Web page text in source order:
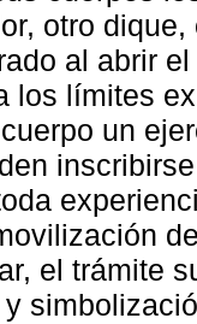
otro
al abrir
los límites
un
el trámite